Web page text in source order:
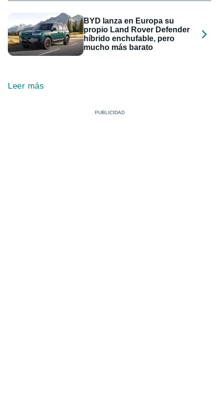
BYD lanza en Europa su
propio Land Rover Defender
híbrido enchufable, pero
mucho más barato
Leer más